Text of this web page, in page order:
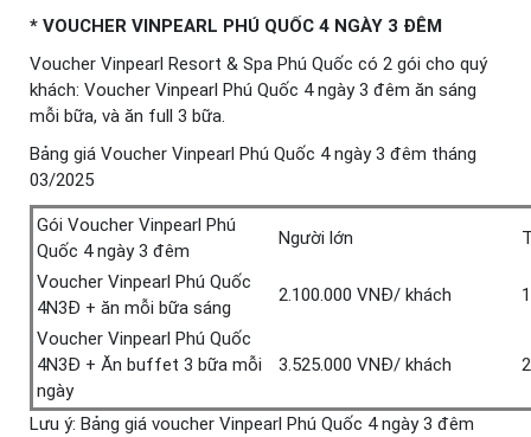
* VOUCHER VINPEARL PHÚ QUỐC 4 NGÀY 3 ĐÊM
Voucher Vinpearl Resort & Spa Phú Quốc có 2 gói cho quý
khách: Voucher Vinpearl Phú Quốc 4 ngày 3 đêm ăn sáng
mỗi bữa, và ăn full 3 bữa.
Bảng giá Voucher Vinpearl Phú Quốc 4 ngày 3 đêm tháng
03/2025
Gói Voucher Vinpearl Phú
Quốc 4 ngày 3 đêm
Người lớn
Voucher Vinpearl Phú Quốc
4N3Đ + ăn mỗi bữa sáng
2.100.000 VNĐ/ khách
Voucher Vinpearl Phú Quốc
4N3Đ + Ăn buffet 3 bữa mỗi
ngày
3.525.000 VNĐ/ khách
Lưu ý: Bảng giá voucher Vinpearl Phú Quốc 4 ngày 3 đêm